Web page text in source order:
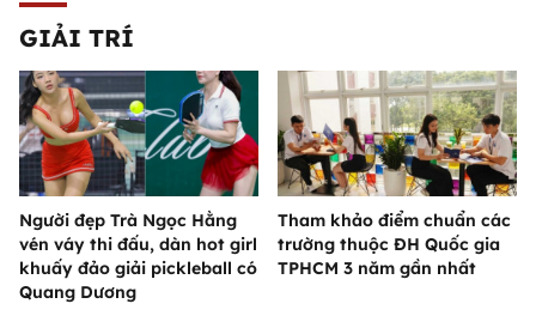
GIẢI TRÍ
Người đẹp Trà Ngọc Hằng
vén váy thi đấu, dàn hot girl
khuấy đảo giải pickleball có
Quang Dương
Tham khảo điểm chuẩn các
trường thuộc ĐH Quốc gia
TPHCM 3 năm gần nhất